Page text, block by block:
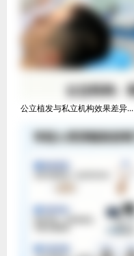
公立植发与私立机构效果差异...